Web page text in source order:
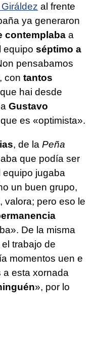
al frente
ya generaron
contemplaba a
equipo séptimo a
pensabamos
con tantos
hai desde
Gustavo
es «optimista».
, de la Peña
que podía ser
equipo jugaba
un buen grupo,
valora; pero eso le
De la misma
trabajo de
momentos uen e
a esta xornada
», por lo